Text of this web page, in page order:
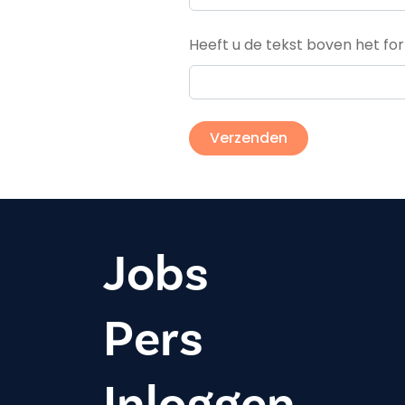
Heeft u de tekst boven het
Jobs
Pers